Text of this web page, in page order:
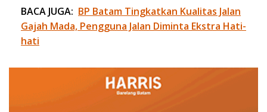
BACA JUGA: BP Batam Tingkatkan Kualitas Jalan
Gajah Mada, Pengguna Jalan Diminta Ekstra Hati-
hati